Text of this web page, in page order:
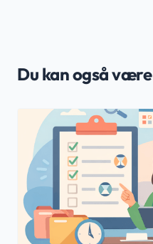
Du kan også